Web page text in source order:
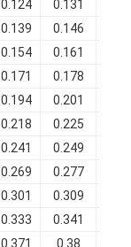
0.124 0.131
0.139 0.146
0.154 0.161
0.171 0.178
0.194 0.201
0.218 0.225
0.241 0.249
0.269 0.277
0.301 0.309
0.333 0.341
0.371 0.38